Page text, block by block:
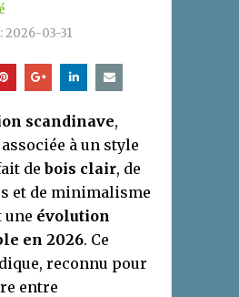
2026-03-31
scandinave,
à un style
debois clair, de
et de minimalisme
une évolution
en 2026. Ce
reconnu pour
entre